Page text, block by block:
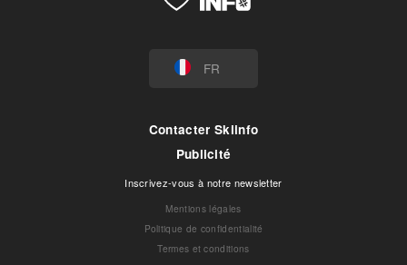
FR
Contacter Skiinfo
Publicité
Inscrivez-vous à notre newsletter
Mentions légales
Politique de confidentialité
Termes et conditions